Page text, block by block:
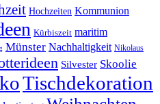
Hochzeiten Kommunion
Kürbiszeit maritim
Münster Nachhaltigkeit Nikolaus
Silvester Skoolie
Tischdekoration